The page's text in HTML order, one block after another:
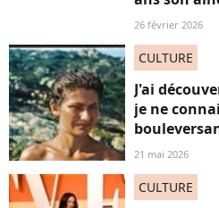
26 février 2026
CULTURE
J'ai
je ne
21 mai 2026
CULTURE